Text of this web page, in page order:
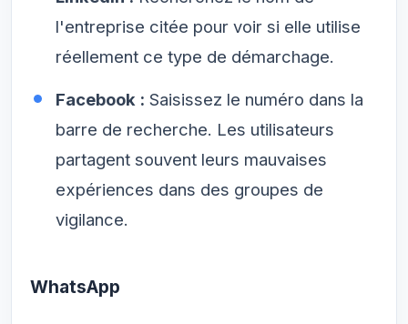
l'entreprise citée pour voir si elle utilise
réellement ce type de démarchage.
Facebook : Saisissez le numéro dans la
barre de recherche. Les utilisateurs
partagent souvent leurs mauvaises
expériences dans des groupes de
vigilance.
WhatsApp